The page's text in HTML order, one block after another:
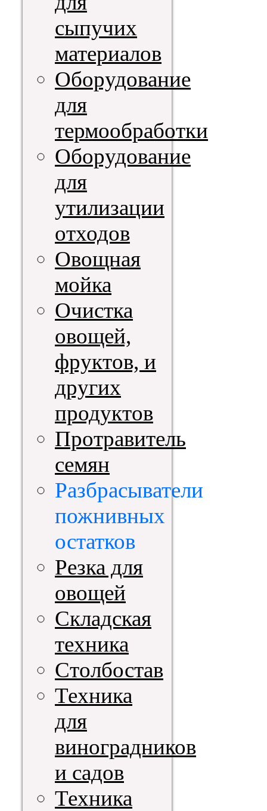
сыпучих
материалов
Оборудование
для
термообработки
Оборудование
для
утилизации
отходов
Овощная
мойка
Очистка
овощей,
фруктов, и
других
продуктов
Протравитель
семян
Разбрасыватели
пожнивных
остатков
Резка для
овощей
Складская
техника
Столбостав
Техника
для
виноградников
и садов
Техника